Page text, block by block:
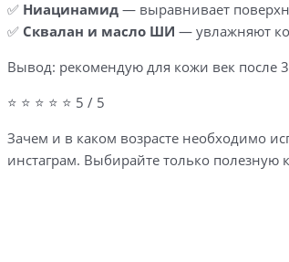
✅ Ниацинамид — выравнивает
✅ Сквалан и масло ШИ — увлажняют
Вывод: рекомендую для кожи век после
⭐ ⭐ ⭐ ⭐ ⭐ 5 / 5
Зачем и в каком возрасте необходимо
инстаграм. Выбирайте только полезную